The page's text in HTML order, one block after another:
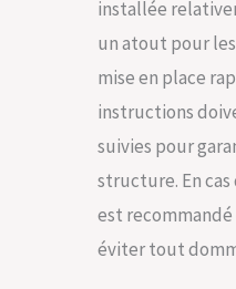
installée
un atout pour
mise en place
instructions
suivies pour
structure. En
est
éviter tout